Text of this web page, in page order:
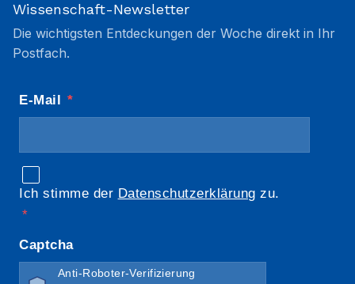
Wissenschaft-Newsletter
Die wichtigsten Entdeckungen der Woche direkt in Ihr
Postfach.